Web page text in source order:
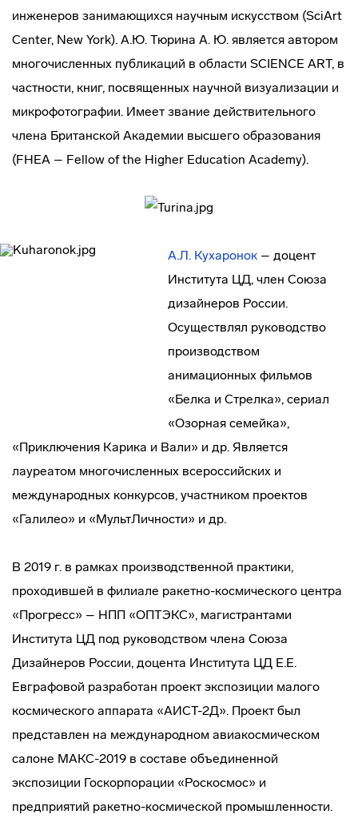
инженеров занимающихся научным искусством (SciArt
Center, New York). А.Ю. Тюрина А. Ю. является автором
многочисленных публикаций в области SCIENCE ART, в
частности, книг, посвященных научной визуализации и
микрофотографии. Имеет звание действительного
члена Британской Академии высшего образования
(FHEA – Fellow of the Higher Education Academy).
А.Л. Кухаронок – доцент
Института ЦД, член Союза
дизайнеров России.
Осуществлял руководство
производством
анимационных фильмов
«Белка и Стрелка», сериал
«Озорная семейка»,
«Приключения Карика и Вали» и др. Является
лауреатом многочисленных всероссийских и
международных конкурсов, участником проектов
«Галилео» и «МультЛичности» и др.
В 2019 г. в рамках производственной практики,
проходившей в филиале ракетно-космического центра
«Прогресс» – НПП «ОПТЭКС», магистрантами
Института ЦД под руководством члена Союза
Дизайнеров России, доцента Института ЦД Е.Е.
Евграфовой разработан проект экспозиции малого
космического аппарата «АИСТ-2Д». Проект был
представлен на международном авиакосмическом
салоне МАКС-2019 в составе объединенной
экспозиции Госкорпорации «Роскосмос» и
предприятий ракетно-космической промышленности.